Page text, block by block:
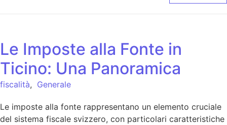
Le Imposte alla Fonte in
Ticino: Una Panoramica
fiscalità, Generale
Le imposte alla fonte rappresentano un elemento cruciale
del sistema fiscale svizzero, con particolari caratteristiche